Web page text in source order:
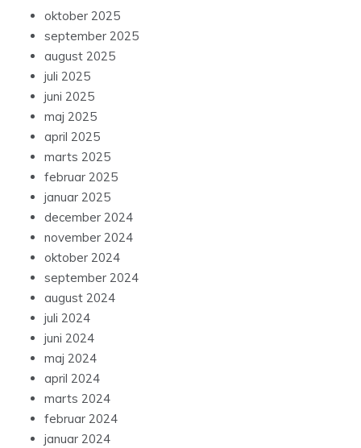
oktober 2025
september 2025
august 2025
juli 2025
juni 2025
maj 2025
april 2025
marts 2025
februar 2025
januar 2025
december 2024
november 2024
oktober 2024
september 2024
august 2024
juli 2024
juni 2024
maj 2024
april 2024
marts 2024
februar 2024
januar 2024